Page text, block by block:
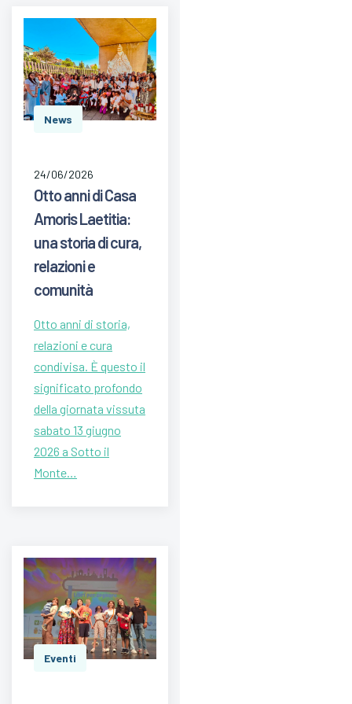
News
24/06/2026
Otto anni di Casa
Amoris Laetitia:
una storia di cura,
relazioni e
comunità
Otto anni di storia,
relazioni e cura
condivisa. È questo il
significato profondo
della giornata vissuta
sabato 13 giugno
2026 a Sotto il
Monte…
Eventi